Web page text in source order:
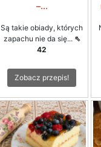
–...
Są takie obiady, których
zapachu nie da się... ⇖
42
Zobacz przepis!